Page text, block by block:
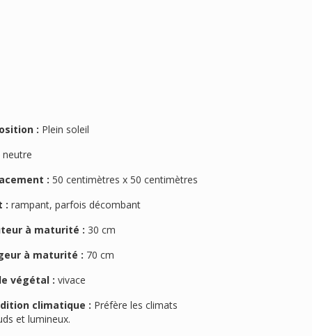
: Plein soleil
neutre
: 50 centimètres x 50 centimètres
: rampant, parfois décombant
à maturité : 30 cm
à maturité : 70 cm
végétal : vivace
climatique :
et lumineux.